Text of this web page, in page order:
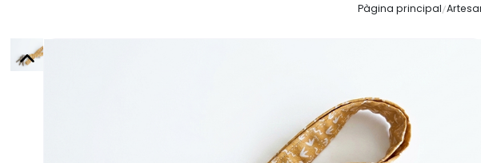
Pàgina principal/